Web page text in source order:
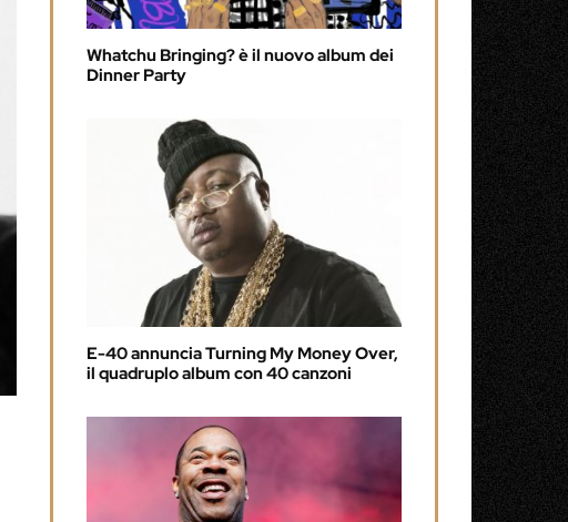
Whatchu Bringing? è il nuovo album dei
Dinner Party
E-40 annuncia Turning My Money Over,
il quadruplo album con 40 canzoni